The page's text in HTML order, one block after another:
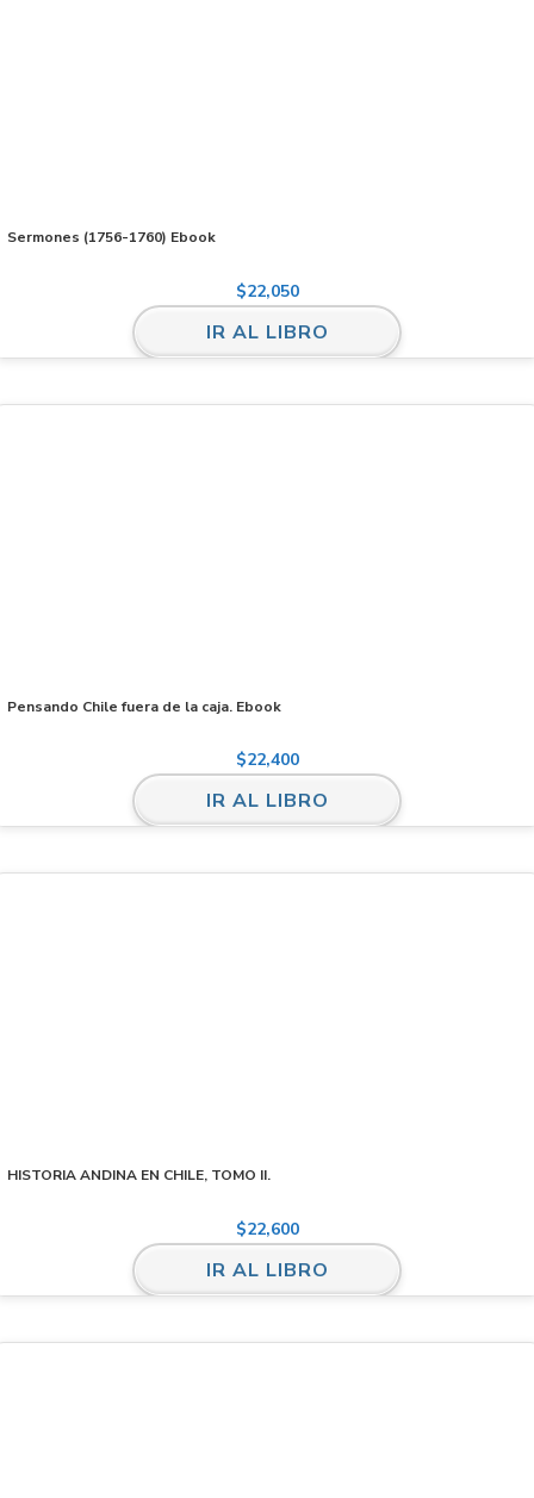
Sermones (1756-1760) Ebook
$22,050
IR AL LIBRO
Pensando Chile fuera de la caja. Ebook
$22,400
IR AL LIBRO
HISTORIA ANDINA EN CHILE, TOMO II.
$22,600
IR AL LIBRO